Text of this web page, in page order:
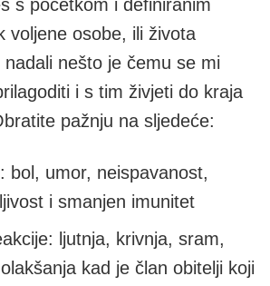
s početkom i definiranim
voljene osobe, ili života
nadali nešto je čemu se mi
i s tim živjeti do kraja
pažnju na sljedeće:
bol, umor, neispavanost,
i smanjen imunitet
ljutnja, krivnja, sram,
kad je član obitelji koji